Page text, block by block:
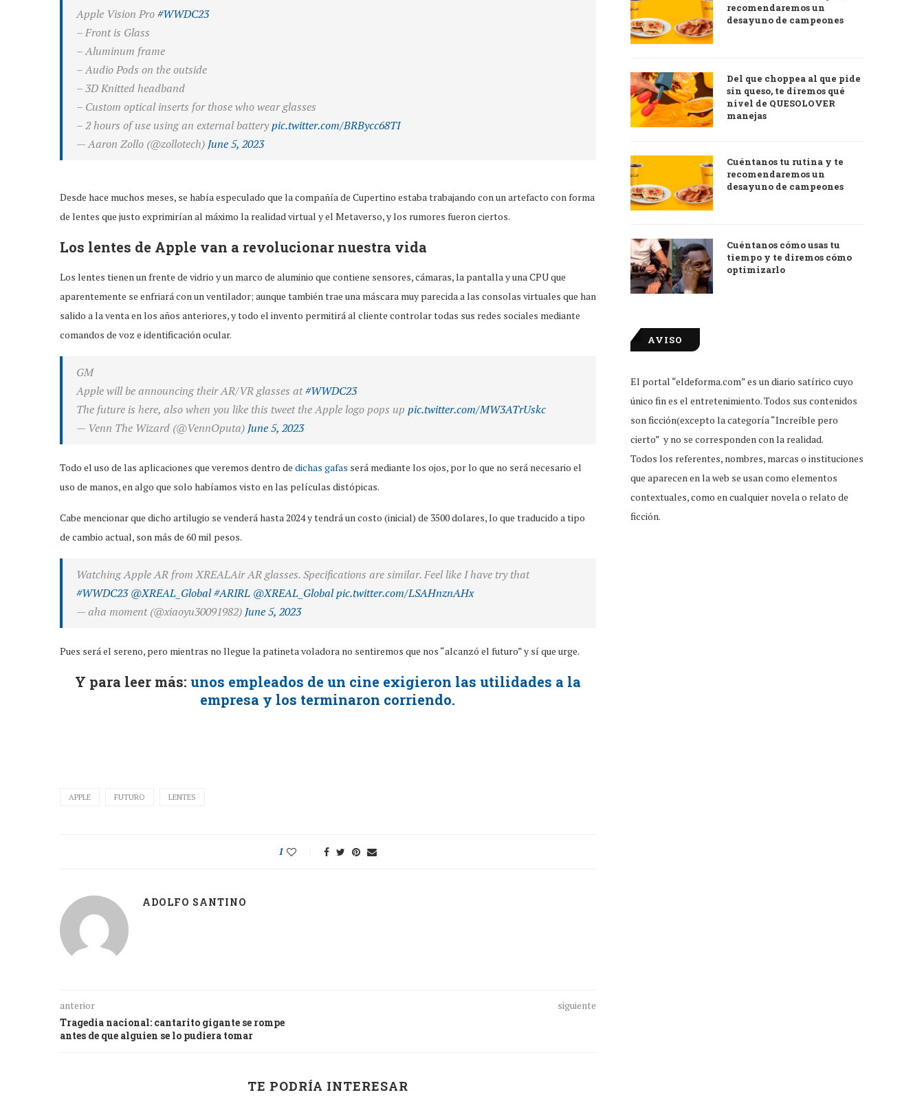
Apple Vision Pro#WWDC23
– Front is Glass
– Aluminum frame
– Audio Pods on the outside
– 3D Knitted headband
– Custom optical inserts for those who wear glasses
– 2 hours of use using an external batterypic.twitter.com/BRBycc68TI
— Aaron Zollo (@zollotech) June 5, 2023
Desde hace muchos meses, se había especulado que la compañía de Cupertino estaba trabajando con un artefacto con forma
de lentes que justo exprimirían al máximo la realidad virtual y el Metaverso, y los rumores fueron ciertos.
Los lentes de Apple van a revolucionar nuestra vida
Los lentes tienen un frente de vidrio y un marco de aluminio que contiene sensores, cámaras, la pantalla y una CPU que
aparentemente se enfriará con un ventilador; aunque también trae una máscara muy parecida a las consolas virtuales que han
salido a la venta en los años anteriores, y todo el invento permitirá al cliente controlar todas sus redes sociales mediante
comandos de voz e identificación ocular.
GM
Apple will be announcing their AR/VR glasses at#WWDC23
The future is here, also when you like this tweet the Apple logo pops up pic.twitter.com/MW3ATrUskc
— Venn The Wizard (@VennOputa) June 5, 2023
Todo el uso de las aplicaciones que veremos dentro de dichas gafas será mediante los ojos, por lo que no será necesario el
uso de manos, en algo que solo habíamos visto en las películas distópicas.
Cabe mencionar que dicho artilugio se venderá hasta 2024 y tendrá un costo (inicial) de 3500 dolares, lo que traducido a tipo
de cambio actual, son más de 60 mil pesos.
Watching Apple AR from XREALAir AR glasses. Specifications are similar. Feel like I have try that
#WWDC23 @XREAL_Global#ARIRL @XREAL_Globalpic.twitter.com/LSAHnznAHx
— aha moment (@xiaoyu30091982) June 5, 2023
Pues será el sereno, pero mientras no llegue la patineta voladora no sentiremos que nos “alcanzó el futuro” y sí que urge.
Y para leer más: unos empleados de un cine exigieron las utilidades a la
empresa y los terminaron corriendo.
APPLE FUTURO LENTES
1
ADOLFO SANTINO
anterior
Tragedia nacional: cantarito gigante se rompe
antes de que alguien se lo pudiera tomar
siguiente
TE PODRÍA INTERESAR
recomendaremos un
desayuno de campeones
Del que choppea al que pide
sin queso, te diremos qué
nivel de QUESOLOVER
manejas
Cuéntanos tu rutina y te
recomendaremos un
desayuno de campeones
Cuéntanos cómo usas tu
tiempo y te diremos cómo
optimizarlo
AVISO
El portal “eldeforma.com” es un diario satírico cuyo
único fin es el entretenimiento. Todos sus contenidos
son ficción(excepto la categoría “Increíble pero
cierto” y no se corresponden con la realidad.
Todos los referentes, nombres, marcas o instituciones
que aparecen en la web se usan como elementos
contextuales, como en cualquier novela o relato de
ficción.